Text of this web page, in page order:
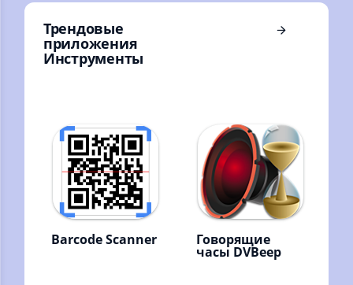
Трендовые
приложения
Инструменты
Barcode Scanner Говорящие
часы DVBeep